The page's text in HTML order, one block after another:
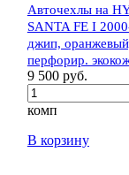
Авточехлы на
SANTA FE I
джип,
перфорир.
9 500 руб.
комп
В корзину